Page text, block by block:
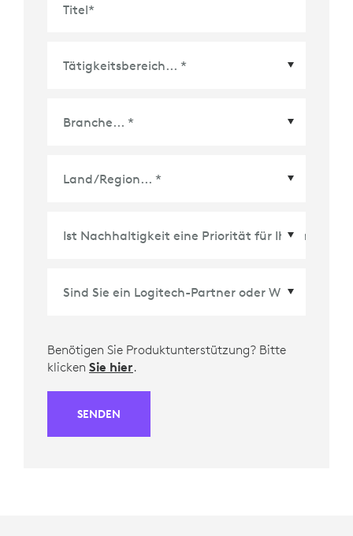
Titel*
Benötigen Sie Produktunterstützung? Bitte
klicken Sie hier.
SENDEN